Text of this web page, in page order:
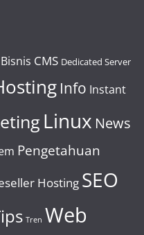
Bisnis CMS Dedicated Server
Info Instant
Linux News
Pengetahuan
Hosting SEO
Tren Web